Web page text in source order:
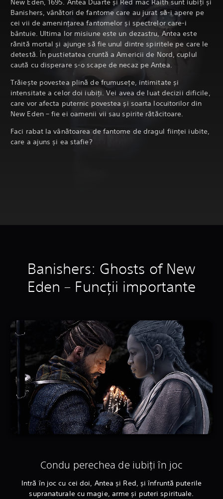
New Eden, 1695. Antea Duarte și Red mac Raith sunt iubiți și
Banishers, vânători de fantome care au jurat să-i apere pe
cei vii de amenințarea fantomelor și spectrelor care-i
bântuie. Ultima lor misiune este un dezastru, Antea este
rănită mortal și ajunge să fie unul dintre spiritele pe care le
detestă. În pustietatea cruntă a Americii de Nord, cuplul
caută cu disperare s-o scape de necaz pe Antea.
Trăiește povestea plină de frumusețe, intimitate și
intensitate a celor doi iubiți. Vei avea de luat decizii dificile,
care vor afecta puternic povestea și soarta locuitorilor din
New Eden – fie ei oamenii vii sau spirite rătăcitoare.
Faci rabat la vânătoarea de fantome de dragul ființei iubite,
care a ajuns și ea stafie?
Banishers: Ghosts of New
Eden – Funcții importante
Condu perechea de iubiți în joc
Intră în joc cu cei doi, Antea și Red, și înfruntă puterile
supranaturale cu magie, arme și puteri spirituale.